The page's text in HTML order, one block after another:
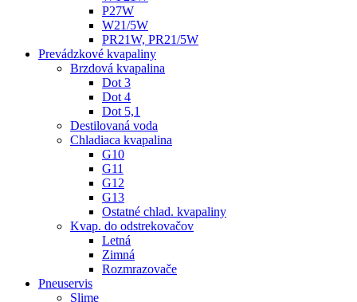
P27W
W21/5W
PR21W, PR21/5W
Prevádzkové kvapaliny
Brzdová kvapalina
Dot 3
Dot 4
Dot 5,1
Destilovaná voda
Chladiaca kvapalina
G10
G11
G12
G13
Ostatné chlad. kvapaliny
Kvap. do odstrekovačov
Letná
Zimná
Rozmrazovače
Pneuservis
Slime